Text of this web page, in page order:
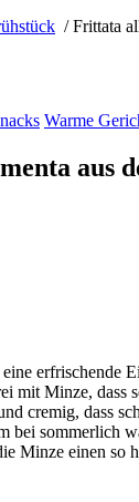
/Frittata
Warme
aus
erfrischende
mit Minze, dass
cremig, dass
bei sommerlich
Minze einen so